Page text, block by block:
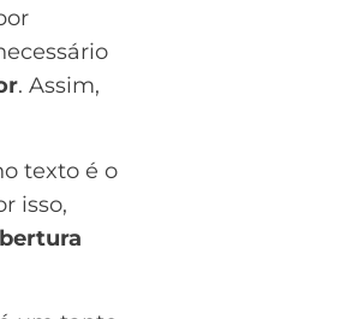
. Assim,
texto é o
isso,